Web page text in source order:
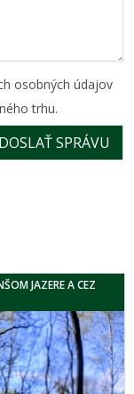
osobných údajov
trhu.
JAZERE A CEZ